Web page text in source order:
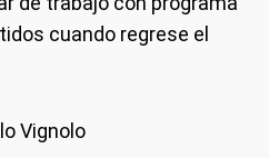
cuando regrese el